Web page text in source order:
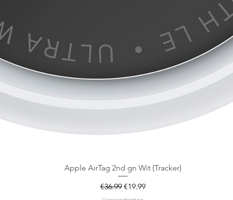
Apple AirTag 2nd gn Wit (Tracker)
Regular Price
€36.99 Sale Price
€19.99